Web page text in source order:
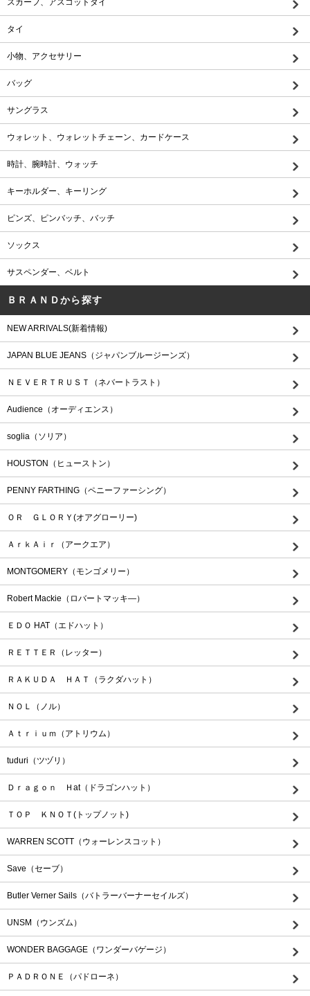
タイ
小物、アクセサリー
バッグ
サングラス
ウォレット、ウォレットチェーン、カードケース
時計、腕時計、ウォッチ
キーホルダー、キーリング
ピンズ、ピンバッチ、バッチ
ソックス
サスペンダー、ベルト
ＢＲＡＮＤから探す
NEW ARRIVALS(新着情報)
JAPAN BLUE JEANS（ジャパンブルージーンズ）
ＮＥＶＥＲＴＲＵＳＴ（ネバートラスト）
Audience（オーディエンス）
soglia（ソリア）
HOUSTON（ヒューストン）
PENNY FARTHING（ペニーファーシング）
ＯＲ ＧＬＯＲＹ(オアグローリー)
ＡｒｋＡｉｒ（アークエア）
MONTGOMERY（モンゴメリー）
Robert Mackie（ロバートマッキ―）
ＥＤＯ HAT（エドハット）
ＲＥＴＴＥＲ（レッター）
ＲＡＫＵＤＡ ＨＡＴ（ラクダハット）
ＮＯＬ（ノル）
Ａｔｒｉｕｍ（アトリウム）
tuduri（ツヅリ）
Ｄｒａｇｏｎ Ｈat（ドラゴンハット）
ＴＯＰ ＫＮＯＴ(トップノット)
WARREN SCOTT（ウォーレンスコット）
Save（セーブ）
Butler Verner Sails（バトラーバーナーセイルズ）
UNSM（ウンズム）
WONDER BAGGAGE（ワンダーバゲージ）
ＰＡＤＲＯＮＥ（パドローネ）